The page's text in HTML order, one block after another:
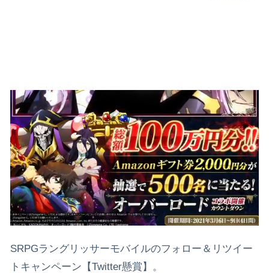
SRPGラングリッサーモバイルのフォロー＆リツイー
トキャンペーン【Twitter懸賞】。